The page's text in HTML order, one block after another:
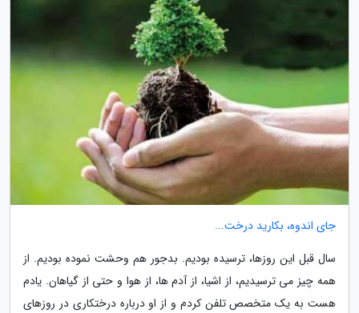
جای اندوه، بکارید درخت...
سال قبل این روزها، ترسیده بودیم. بدجور هم وحشت نموده بودیم. از
همه چیز می ترسیدیم، از اشیا، از آدم ها، از هوا و حتی از گیاهان. یادم
هست به یک متخصص تلفن کردم و از او درباره درختکاری در روزهای